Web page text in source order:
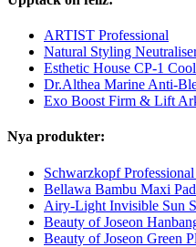
ARTIST Professional
Natural Styling
Esthetic House CP-1
Dr.Althea Marine Anti-
Exo Boost Firm & Lift
Nya produkter:
Schwarzkopf
Bellawa Bambu Maxi
Airy-Light Invisible Sun
Beauty of Joseon
Beauty of Joseon Green